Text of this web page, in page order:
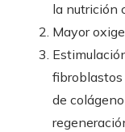
la nutrición
Mayor
fibroblastos
de